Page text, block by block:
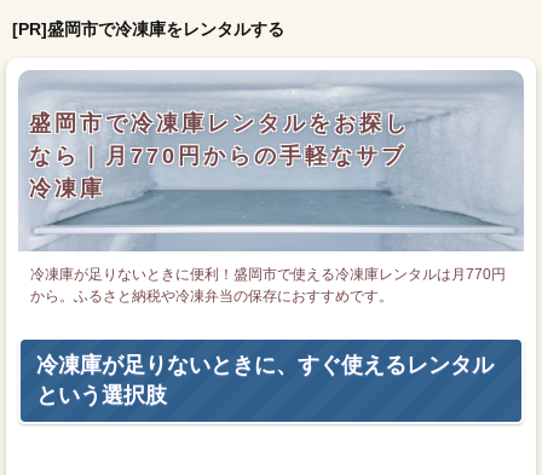
[PR]盛岡市で冷凍庫をレンタルする
盛岡市で冷凍庫レンタルをお探し
なら｜月770円からの手軽なサブ
冷凍庫
冷凍庫が足りないときに便利！盛岡市で使える冷凍庫レンタルは月770円
から。ふるさと納税や冷凍弁当の保存におすすめです。
冷凍庫が足りないときに、すぐ使えるレンタル
という選択肢